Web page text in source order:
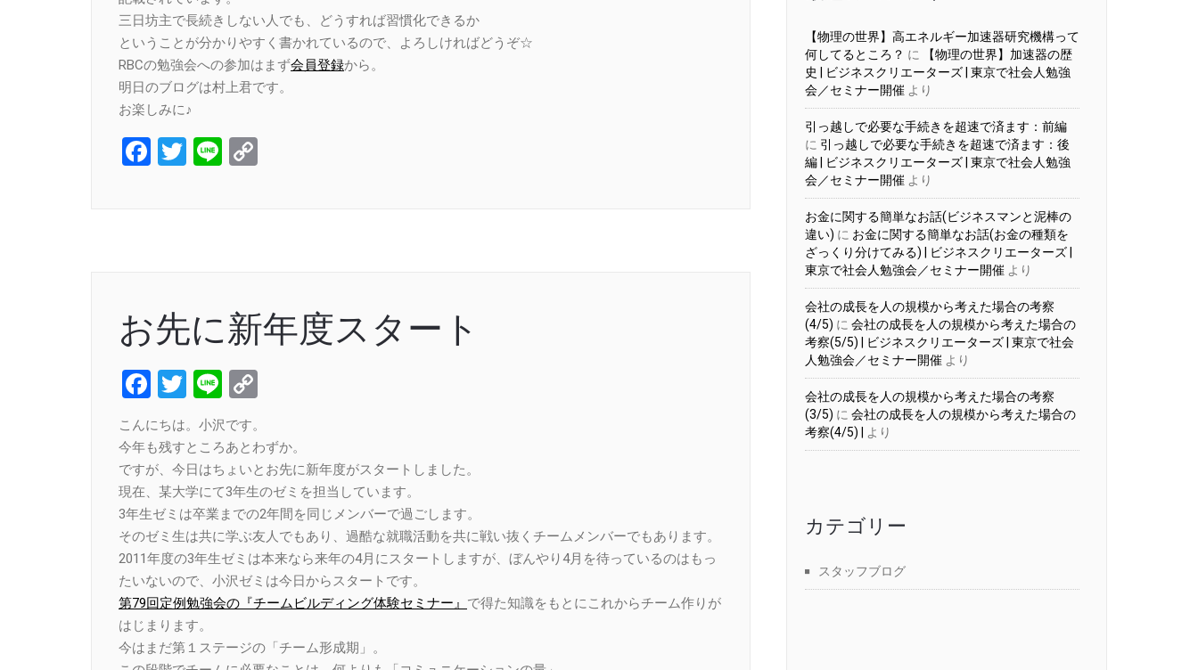
三日坊主で長続きしない人でも、どうすれば習慣化できるか
ということが分かりやすく書かれているので、よろしければどうぞ☆
RBCの勉強会への参加はまず会員登録から。
明日のブログは村上君です。
お楽しみに♪
Facebook
Twitter
Line
お先に新年度スタート
Facebook
Twitter
Line
こんにちは。小沢です。
今年も残すところあとわずか。
ですが、今日はちょいとお先に新年度がスタートしました。
現在、某大学にて3年生のゼミを担当しています。
3年生ゼミは卒業までの2年間を同じメンバーで過ごします。
そのゼミ生は共に学ぶ友人でもあり、過酷な就職活動を共に戦い抜くチームメンバーでもあります。
2011年度の3年生ゼミは本来なら来年の4月にスタートしますが、ぼんやり4月を待っているのはもっ
たいないので、小沢ゼミは今日からスタートです。
第79回定例勉強会の『チームビルディング体験セミナー』 で得た知識をもとにこれからチーム作りが
はじまります。
今はまだ第１ステージの「チーム形成期」。
【物理の世界】高エネルギー加速器研究機構って
何してるところ？ に
【物理の世界】加速器の歴
史 | ビジネスクリエーターズ | 東京で社会人勉強
会／セミナー開催 より
引っ越しで必要な手続きを超速で済ます：前編
に 引っ越しで必要な手続きを超速で済ます：後
編 | ビジネスクリエーターズ | 東京で社会人勉強
会／セミナー開催 より
お金に関する簡単なお話(ビジネスマンと泥棒の
違い) に お金に関する簡単なお話(お金の種類を
ざっくり分けてみる) | ビジネスクリエーターズ |
東京で社会人勉強会／セミナー開催 より
会社の成長を人の規模から考えた場合の考察
(4/5) に 会社の成長を人の規模から考えた場合の
考察(5/5) | ビジネスクリエーターズ | 東京で社会
人勉強会／セミナー開催 より
会社の成長を人の規模から考えた場合の考察
(3/5) に 会社の成長を人の規模から考えた場合の
考察(4/5) |
より
カテゴリー
スタッフブログ